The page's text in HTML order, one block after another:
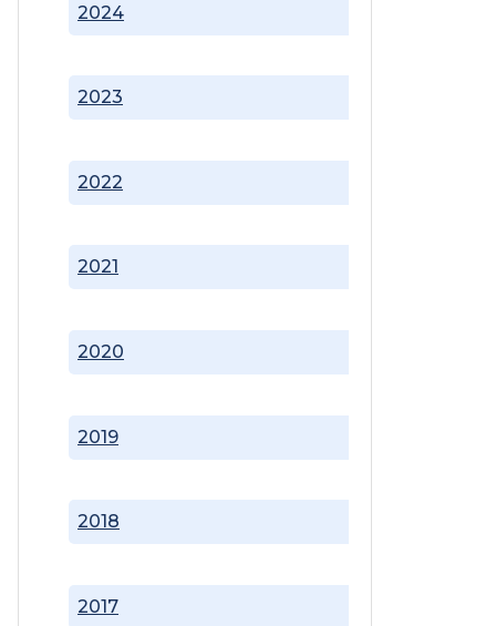
2017
2018
2019
2020
2021
2022
2023
2024